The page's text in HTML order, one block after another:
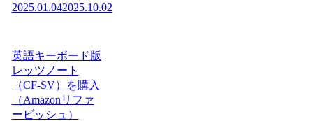
2025.01.042025.10.02
英語キーボード版
レッツノート
（CF-SV）を購入
（Amazonリファ
ービッシュ）